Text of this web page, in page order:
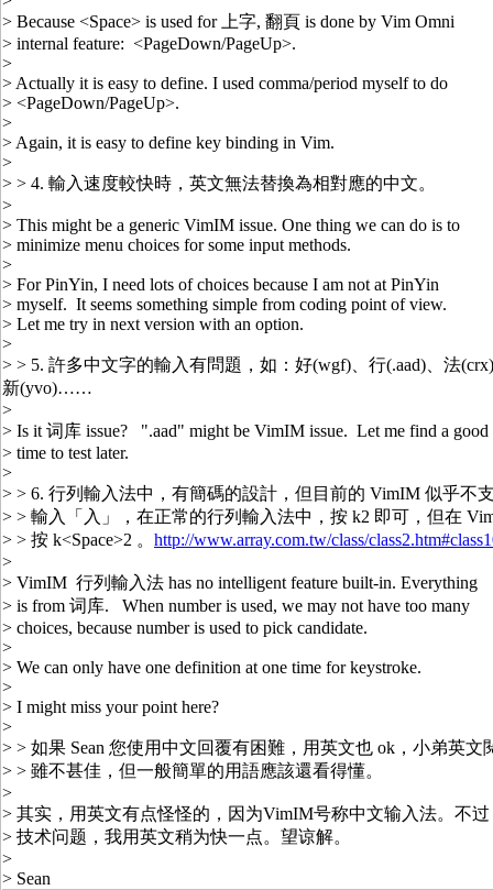
> Because <Space> is used for 上字, 翻頁 is done by Vim Omni
> internal feature: <PageDown/PageUp>.
>
> Actually it is easy to define. I used comma/period myself to do
> <PageDown/PageUp>.
>
> Again, it is easy to define key binding in Vim.
>
> > 4. 輸入速度較快時，英文無法替換為相對應的中文。
>
> This might be a generic VimIM issue. One thing we can do is to
> minimize menu choices for some input methods.
>
> For PinYin, I need lots of choices because I am not at PinYin
> myself. It seems something simple from coding point of view.
> Let me try in next version with an option.
>
> > 5. 許多中文字的輸入有問題，如：好(wgf)、行(.aad)、法
新(yvo)……
>
> Is it 词库 issue? ".aad" might be VimIM issue. Let me find a good
> time to test later.
>
> > 6. 行列輸入法中，有簡碼的設計，但目前的 VimIM 似乎不
> > 輸入「入」，在正常的行列輸入法中，按 k2 即可，但在
> > 按 k<Space>2 。 http://www.array.com.tw/class/
>
> VimIM 行列輸入法 has no intelligent feature built-in. Everything
> is from 词库. When number is used, we may not have too many
> choices, because number is used to pick candidate.
>
> We can only have one definition at one time for keystroke.
>
> I might miss your point here?
>
> > 如果 Sean 您使用中文回覆有困難，用英文也 ok，小弟英文
> > 雖不甚佳，但一般簡單的用語應該還看得懂。
>
> 其实，用英文有点怪怪的，因为VimIM号称中文输入法。不
> 技术问题，我用英文稍为快一点。望谅解。
>
> Sean